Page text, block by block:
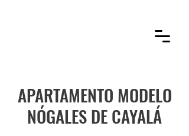
APARTAMENTO MODELO
NÓGALES DE CAYALÁ